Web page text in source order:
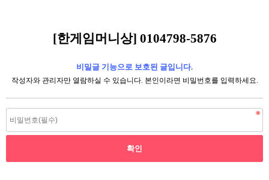
[한게임머니상] 0104798-5876
비밀글 기능으로 보호된 글입니다.
작성자와 관리자만 열람하실 수 있습니다. 본인이라면 비밀번호를 입력하세요.